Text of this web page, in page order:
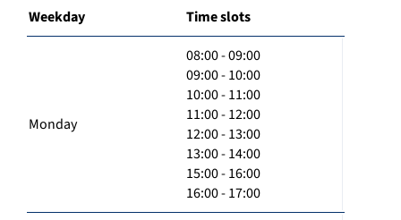
Weekday Time slots
Monday
08:00 - 09:00
09:00 - 10:00
10:00 - 11:00
11:00 - 12:00
12:00 - 13:00
13:00 - 14:00
15:00 - 16:00
16:00 - 17:00